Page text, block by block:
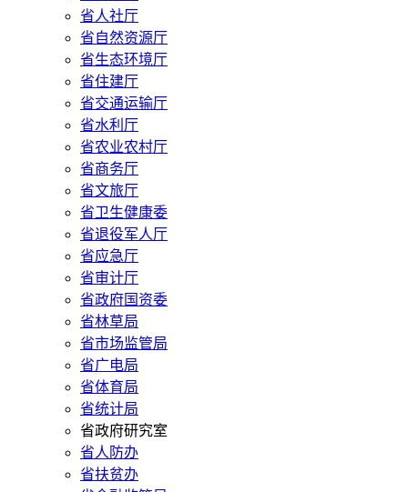
省人社厅
省自然资源厅
省生态环境厅
省住建厅
省交通运输厅
省水利厅
省农业农村厅
省商务厅
省文旅厅
省卫生健康委
省退役军人厅
省应急厅
省审计厅
省政府国资委
省林草局
省市场监管局
省广电局
省体育局
省统计局
省政府研究室
省人防办
省扶贫办